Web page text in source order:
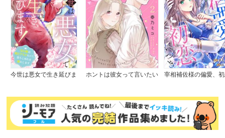
今世は悪女で生き延びま
します～
ホントは彼女って言いたい
宰相補佐様の偏愛、